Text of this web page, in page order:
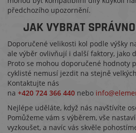
předchozího upozornění.
JAK VYBRAT
Doporučené velikosti kol podle výšky
ale výběr ovlivňují i další faktory, jako
Proto se mohou doporučené hodnoty
cyklisté nemusí jezdit na stejně
Kontaktujte nás
na +420 724 366 440 nebo
Nejlépe uděláte, když nás navštívíte
Pomůžeme vám s výběrem, vše
vyzkoušet, a navíc vás skvěle